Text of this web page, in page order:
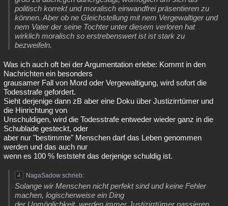
politisch korrekt und moralisch einwandfrei präsentieren zu
können. Aber ob ne Gleichstellung mit nem Vergewaltiger und
nem Vater der seine Tochter unter diesem verloren hat
wirklich moralisch so erstrebenswert ist ist stark zu
bezweifeln.
Was ich auch oft bei der Argumentation erlebe: Kommt in den
Nachrichten ein besonders
grausamer Fall von Mord oder Vergewaltigung, wird sofort die
Todesstrafe gefordert.
Sieht derjenige dann zB aber eine Doku über Justizirrtümer und
die Hinrichtung von
Unschuldigen, wird die Todesstrafe entweder wieder ganz in die
Schublade gesteckt, oder
aber nur "bestimmte" Menschen darf das Leben genommen
werden und das auch nur
wenn es 100 % feststeht das derjenige schuldig ist.
NagaSadow schrieb:
Solange wir Menschen nicht perfekt sind und keine Fehler
machen, logischerweise ein Ding
der Unmöglichkeit, werden immer Justizirrtümer passieren.